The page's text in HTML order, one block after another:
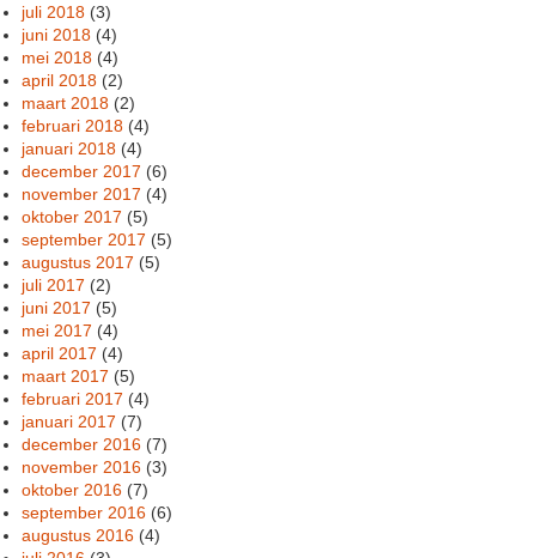
juli 2018 (3)
juni 2018 (4)
mei 2018 (4)
april 2018 (2)
maart 2018 (2)
februari 2018 (4)
januari 2018 (4)
december 2017 (6)
november 2017 (4)
oktober 2017 (5)
september 2017 (5)
augustus 2017 (5)
juli 2017 (2)
juni 2017 (5)
mei 2017 (4)
april 2017 (4)
maart 2017 (5)
februari 2017 (4)
januari 2017 (7)
december 2016 (7)
november 2016 (3)
oktober 2016 (7)
september 2016 (6)
augustus 2016 (4)